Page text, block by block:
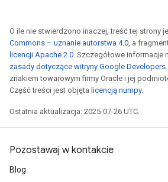
O ile nie stwierdzono inaczej, treść tej strony
Commons – uznanie autorstwa 4.0, a
licencji Apache 2.0. Szczegółowe informacje
zasady dotyczące witryny Google Developers
znakiem towarowym firmy Oracle i jej
Część treści jest objęta licencją numpy.
Ostatnia aktualizacja: 2025-07-26 UTC.
Pozostawaj w kontakcie
Blog